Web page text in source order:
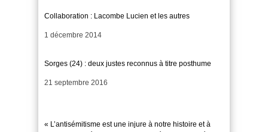
Collaboration : Lacombe Lucien et les autres
Date
1 décembre 2014
Sorges (24) : deux justes reconnus à titre posthume
Date
21 septembre 2016
« L’antisémitisme est une injure à notre histoire et à